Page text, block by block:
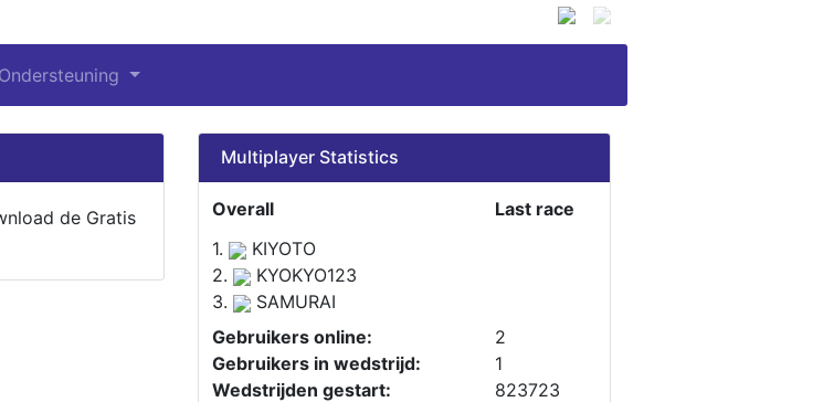
Ondersteuning
de Gratis
Multiplayer Statistics
Overall
Last race
1.
KIYOTO
2.
KYOKYO123
3.
SAMURAI
Gebruikers online:
2
Gebruikers in wedstrijd:
1
Wedstrijden gestart:
823723